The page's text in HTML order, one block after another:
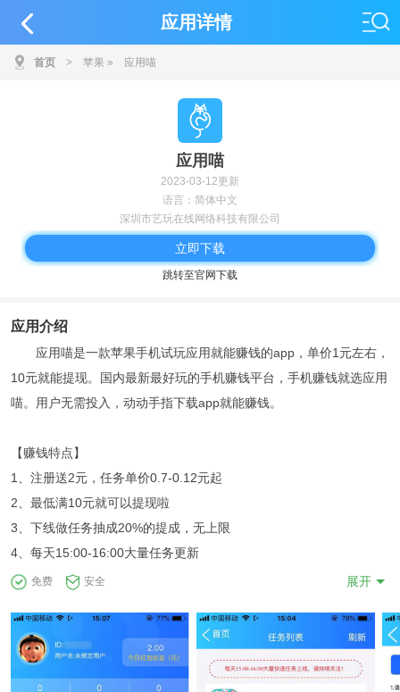
应用详情
首页 > 苹果 » 应用喵
应用喵
2023-03-12更新
语言：简体中文
深圳市艺玩在线网络科技有限公司
立即下载
跳转至官网下载
应用介绍
应用喵是一款苹果手机试玩应用就能赚钱的app，单价1元左右，
10元就能提现。国内最新最好玩的手机赚钱平台，手机赚钱就选应用
喵。用户无需投入，动动手指下载app就能赚钱。
【赚钱特点】
1、注册送2元，任务单价0.7-0.12元起
2、最低满10元就可以提现啦
3、下线做任务抽成20%的提成，无上限
4、每天15:00-16:00大量任务更新
免费 安全 展开